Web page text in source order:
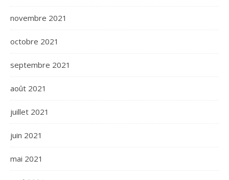
novembre 2021
octobre 2021
septembre 2021
août 2021
juillet 2021
juin 2021
mai 2021